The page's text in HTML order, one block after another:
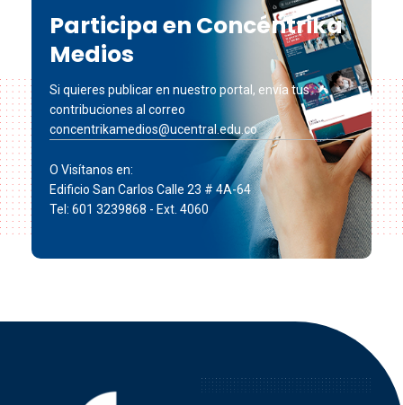
Participa en Concéntrika
Medios
Si quieres publicar en nuestro portal, envía tus
contribuciones al correo
concentrikamedios@ucentral.edu.co
O Visítanos en:
Edificio San Carlos Calle 23 # 4A-64
Tel: 601 3239868 - Ext. 4060